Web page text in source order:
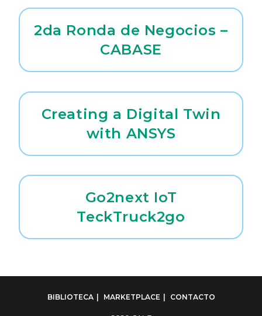
2da Ronda de Negocios –
CABASE
Creating a Digital Twin
with ANSYS
Go2next IoT
TeckTruck2go
BIBLIOTECA MARKETPLACE CONTACTO